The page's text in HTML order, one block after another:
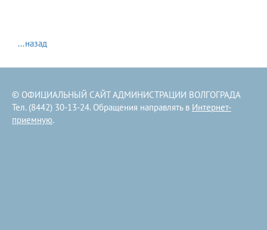
...назад
© ОФИЦИАЛЬНЫЙ САЙТ АДМИНИСТРАЦИИ ВОЛГОГРАДА
Тел. (8442) 30-13-24. Обращения направлять в Интернет-
приемную.